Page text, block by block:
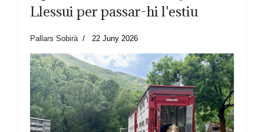
Llessui per passar-hi l'estiu
Pallars Sobirà 22 Juny 2026